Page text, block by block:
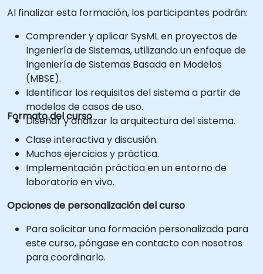
Al finalizar esta formación, los participantes podrán:
Comprender y aplicar SysML en proyectos de
Ingeniería de Sistemas, utilizando un enfoque de
Ingeniería de Sistemas Basada en Modelos
(MBSE).
Identificar los requisitos del sistema a partir de
modelos de casos de uso.
Diseñar y analizar la arquitectura del sistema.
Formato del curso
Clase interactiva y discusión.
Muchos ejercicios y práctica.
Implementación práctica en un entorno de
laboratorio en vivo.
Opciones de personalización del curso
Para solicitar una formación personalizada para
este curso, póngase en contacto con nosotros
para coordinarlo.